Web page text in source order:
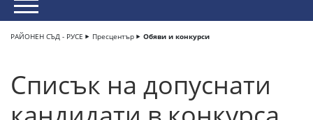
РАЙОНЕН СЪД - РУСЕ Пресцентър Обяви и конкурси
Списък на допуснати